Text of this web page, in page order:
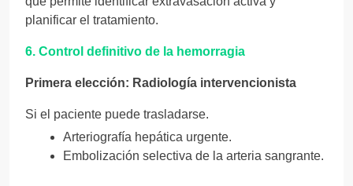
planificar el tratamiento.
6. Control definitivo de la hemorragia
Primera elección: Radiología intervencionista
Si el paciente puede trasladarse.
Arteriografía hepática urgente.
Embolización selectiva de la arteria sangrante.